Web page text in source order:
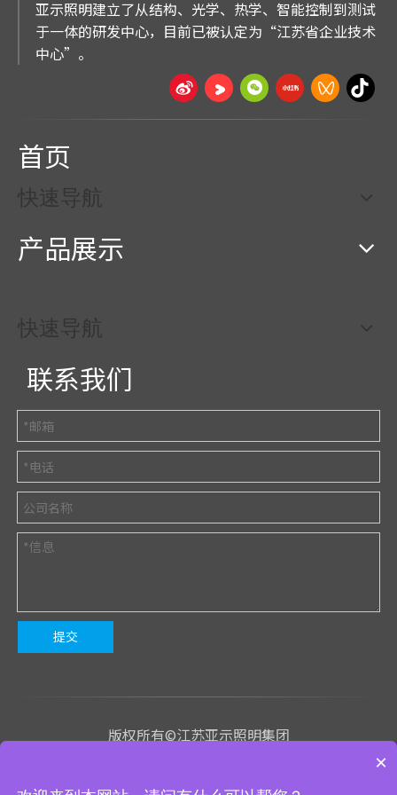
亚示照明建立了从结构、光学、热学、智能控制到测试
于一体的研发中心，目前已被认定为“江苏省企业技术
中心”。
首页
快速导航
产品展示
快速导航
联系我们
提交
版权所有©江苏亚示照明集团
×